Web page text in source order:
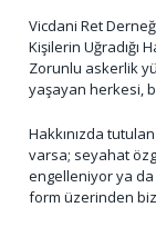
Vicdani Ret
Kişilerin Uğradığı
Zorunlu askerlik
yaşayan herkesi,
Hakkınızda
varsa; seyahat
engelleniyor ya da
form üzerinden